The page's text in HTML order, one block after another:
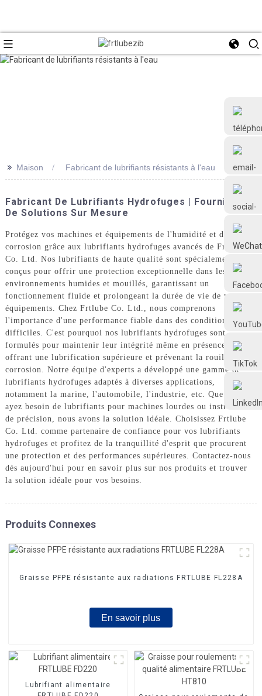
Frtlube
FRTLUBE
@FRTLUBE8
@FRTLUBE8
>> Maison Fabricant de lubrifiants résistants à l'eau
Fabricant De Lubrifiants Hydrofuges | Fournisseur
De Solutions Sur Mesure
Protégez vos machines et équipements de l'humidité et de la
corrosion grâce aux lubrifiants hydrofuges avancés de Frtlube
Co. Ltd. Nos lubrifiants de haute qualité sont spécialement
conçus pour offrir une protection exceptionnelle dans les
environnements humides et mouillés, garantissant un
fonctionnement fluide et prolongeant la durée de vie de vos
équipements. Chez Frtlube Co. Ltd., nous comprenons
l'importance d'une performance fiable dans des conditions
difficiles. C'est pourquoi nos lubrifiants hydrofuges sont
formulés pour maintenir leur intégrité même en présence d'eau,
offrant une lubrification supérieure et prévenant la rouille et la
corrosion. Notre équipe d'experts a développé une gamme de
lubrifiants hydrofuges adaptés à diverses applications,
notamment la marine, l'automobile, l'industrie, etc. Que vous
ayez besoin de lubrifiants pour machines lourdes ou instruments
de précision, nous avons la solution idéale. Choisissez Frtlube
Co. Ltd. comme partenaire de confiance pour vos lubrifiants
hydrofuges et profitez de la tranquillité d'esprit que procurent
une protection et des performances supérieures. Contactez-nous
dès aujourd'hui pour en savoir plus sur nos produits et trouver
la solution idéale pour vos besoins.
Produits Connexes
Graisse PFPE résistante aux radiations FRTLUBE FL228A
En savoir plus
Lubrifiant alimentaire